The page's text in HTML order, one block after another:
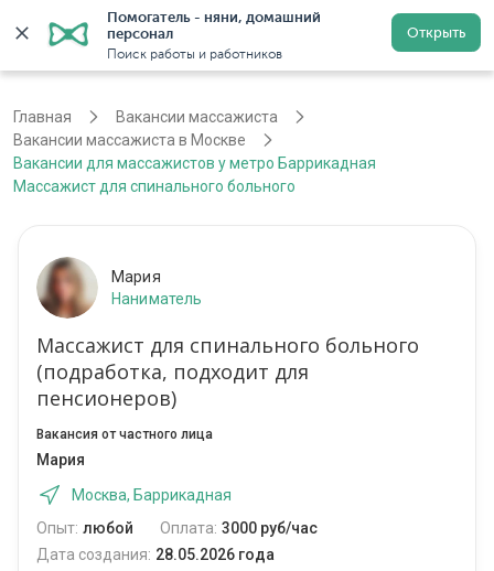
Помогатель - няни, домашний
персонал
Поиск работы и работников
Открыть
Регистрация
Главная
Вакансии массажиста
Вакансии массажиста в Москве
Вакансии для массажистов у метро Баррикадная
Массажист для спинального больного
Мария
Наниматель
Массажист для спинального больного
(подработка, подходит для
пенсионеров)
Вакансия от частного лица
Мария
Москва, Баррикадная
Опыт: любой Оплата: 3000 руб/час
Дата создания: 28.05.2026 года